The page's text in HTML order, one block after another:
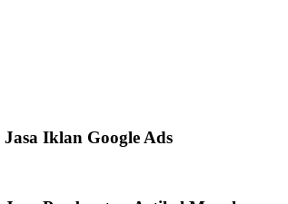
Jasa Iklan Google Ads